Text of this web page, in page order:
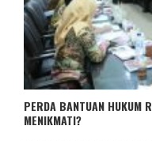
PERDA BANTUAN HUKUM
MENIKMATI?